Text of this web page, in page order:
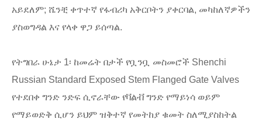
አይደለም; ሼንቺ ቀጥተኛ የፋብሪካ አቅርቦትን ያቀርባል, መካከለኛዎችን
ያስወግዳል እና የላቀ ዋጋ ይሰጣል.
የትግበራ ሁኔታ 1፡ ከመሬት በታች የቧንቧ መስመሮች Shenchi
Russian Standard Exposed Stem Flanged Gate Valves
የተደበቀ ግንድ ንድፍ ሲኖራቸው የቫልቭ ግንድ የማይነሳ ወይም
የማይወድቅ ሲሆን ይህም ዝቅተኛ የመትከያ ቁመት ስለሚያስከትል